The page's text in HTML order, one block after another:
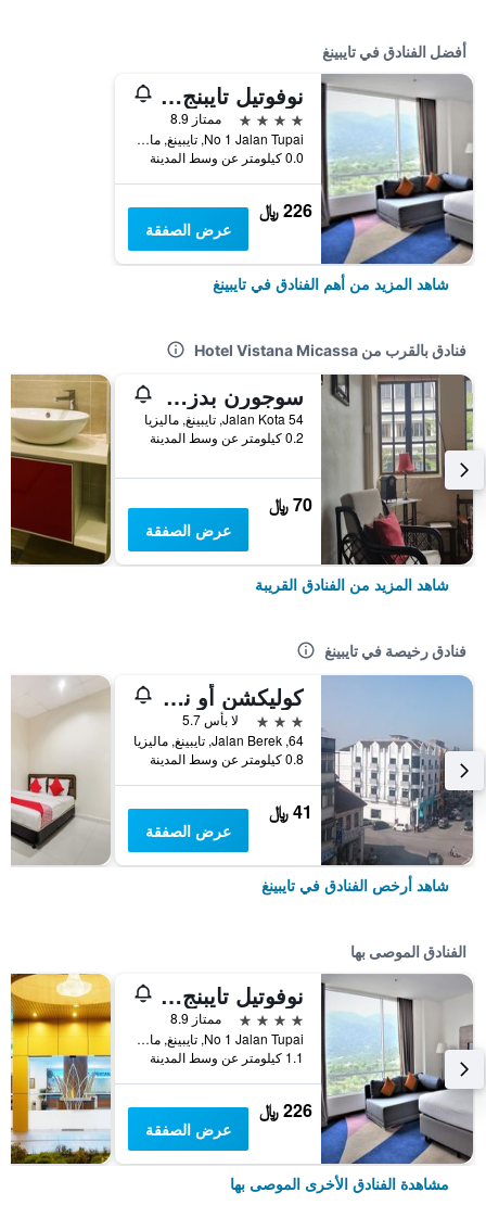
أفضل الفنادق في تايبينغ
نوفوتيل تايبنج بيراك
4 نجوم
ممتاز 8.9
No 1 Jalan Tupai, تايبينغ, ماليزيا
0.0 كيلومتر عن وسط المدينة
226 ﷼
عرض الصفقة
شاهد المزيد من أهم الفنادق في تايبينغ
فنادق بالقرب من Hotel Vistana Micassa
سوجورن بدز آند كافيه - هوستل
54 Jalan Kota, تايبينغ, ماليزيا
0.2 كيلومتر عن وسط المدينة
70 ﷼
عرض الصفقة
شاهد المزيد من الفنادق القريبة
فنادق رخيصة في تايبينغ
كوليكشن أو نير تايبينج مول فورميرلي أشيس هوتل
3 نجوم
لا بأس 5.7
64, Jalan Berek, تايبينغ, ماليزيا
0.8 كيلومتر عن وسط المدينة
41 ﷼
عرض الصفقة
شاهد أرخص الفنادق في تايبينغ
الفنادق الموصى بها
نوفوتيل تايبنج بيراك
4 نجوم
ممتاز 8.9
No 1 Jalan Tupai, تايبينغ, ماليزيا
1.1 كيلومتر عن وسط المدينة
226 ﷼
عرض الصفقة
مشاهدة الفنادق الأخرى الموصى بها